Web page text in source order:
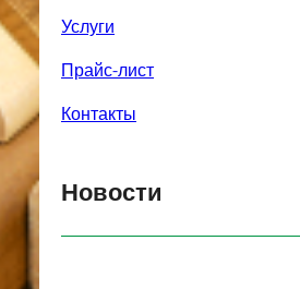
Услуги
Прайс-лист
Контакты
Новости